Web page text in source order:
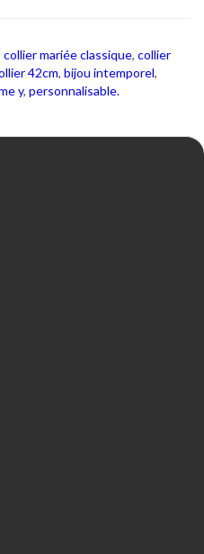
collier mariée classique, collier
42cm, bijou intemporel,
y, personnalisable.